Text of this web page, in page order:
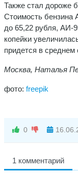
Также стал дороже
Стоимость бензина
до 65,22 рубля, АИ-
копейки
придется в среднем
Москва, Наталья
фото: freepik
0
1 комментарий